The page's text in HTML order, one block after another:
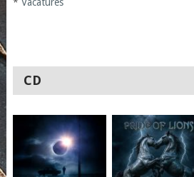
* Vacatures
CD